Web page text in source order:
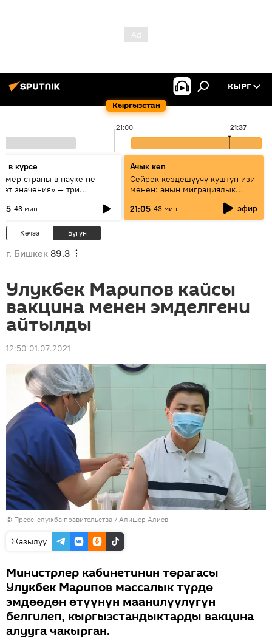
Кыргызстан
КЫРГ
21:00 21:37
в курсе
страны в науке не
значения» — три
и Кыргызстана в
43 мин
Ачык кеп
Сейрек кездешүүчү куштун изи
менен: анын миграциялык
жолу эмнеден кабар берет?
21:05 43 мин эфир
Кечээ Бүгүн
г. Бишкек 89.3
Улукбек Марипов кайсы
вакцина менен эмделгени
айтылды
12:50 01.07.2021
© Пресс-служба правительства / Алишер Алиев
Жазылуу
Министрлер кабинетинин төрагасы
Улукбек Марипов массалык түрдө
эмдөөдөн өтүүнүн маанилүүлүгүн
белгилеп, кыргызстандыктарды вакцина
алууга чакырган.